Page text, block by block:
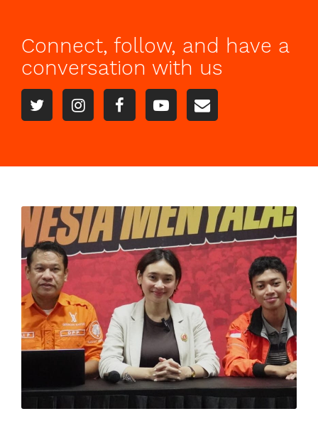
Connect, follow, and have a
conversation with us